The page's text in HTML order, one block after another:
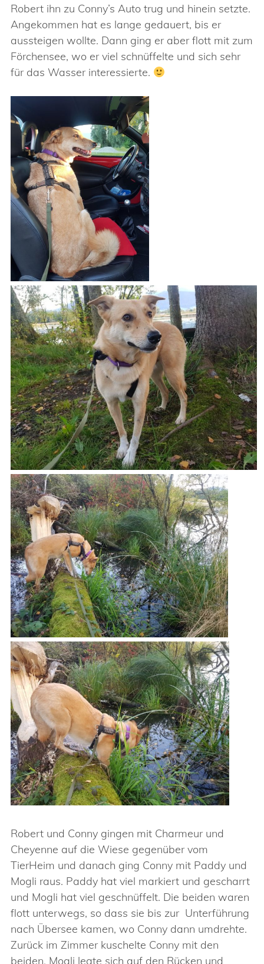
Robert ihn zu Conny’s Auto trug und hinein setzte.
Angekommen hat es lange gedauert, bis er
aussteigen wollte. Dann ging er aber flott mit zum
Förchensee, wo er viel schnüffelte und sich sehr
für das Wasser interessierte.
Robert und Conny gingen mit Charmeur und
Cheyenne auf die Wiese gegenüber vom
TierHeim und danach ging Conny mit Paddy und
Mogli raus. Paddy hat viel markiert und gescharrt
und Mogli hat viel geschnüffelt. Die beiden waren
flott unterwegs, so dass sie bis zur Unterführung
nach Übersee kamen, wo Conny dann umdrehte.
Zurück im Zimmer kuschelte Conny mit den
beiden. Mogli legte sich auf den Rücken und